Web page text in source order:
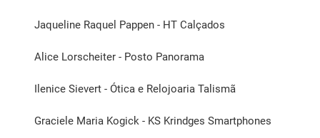
Jaqueline Raquel Pappen - HT Calçados
Alice Lorscheiter - Posto Panorama
Ilenice Sievert - Ótica e Relojoaria Talismã
Graciele Maria Kogick - KS Krindges Smartphones